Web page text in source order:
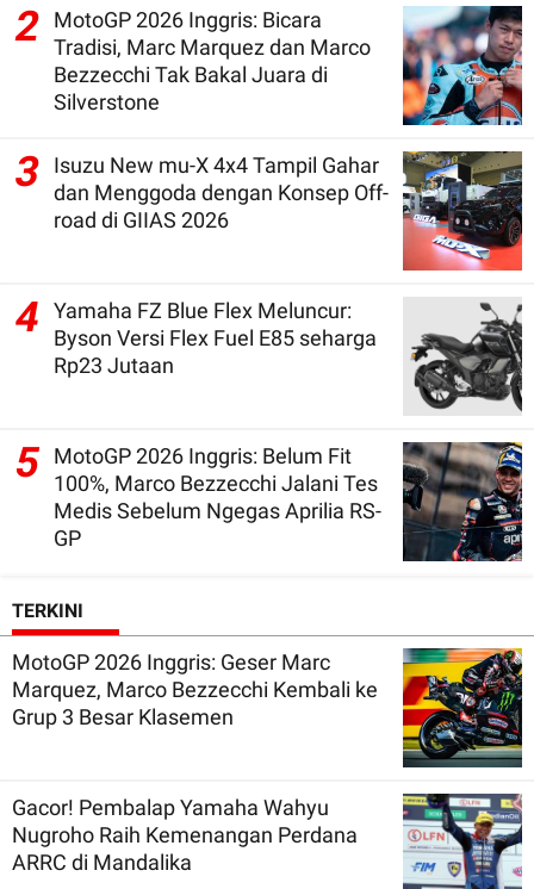
2
MotoGP 2026 Inggris: Bicara
Tradisi, Marc Marquez dan Marco
Bezzecchi Tak Bakal Juara di
Silverstone
3
Isuzu New mu-X 4x4 Tampil Gahar
dan Menggoda dengan Konsep Off-
road di GIIAS 2026
4
Yamaha FZ Blue Flex Meluncur:
Byson Versi Flex Fuel E85 seharga
Rp23 Jutaan
5 MotoGP 2026 Inggris: Belum Fit
100%, Marco Bezzecchi Jalani Tes
Medis Sebelum Ngegas Aprilia RS-
GP
TERKINI
MotoGP 2026 Inggris: Geser Marc
Marquez, Marco Bezzecchi Kembali ke
Grup 3 Besar Klasemen
Gacor! Pembalap Yamaha Wahyu
Nugroho Raih Kemenangan Perdana
ARRC di Mandalika